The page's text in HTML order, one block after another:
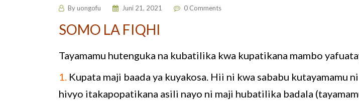
Byuongofu Juni 21, 2021 0 Comments
SOMO LA FIQHI
Tayamamu hutenguka na kubatilika kwa kupatikana mambo
1. Kupata maji baada ya kuyakosa. Hii ni kwa sababu kutayamamu
hivyo itakapopatikana asili nayo ni maji hubatilika badala